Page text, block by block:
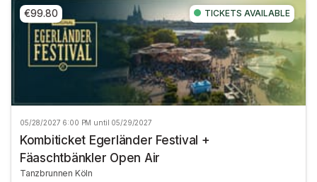
€99.80 TICKETS AVAILABLE
05/28/2027 6:00 PM until 05/29/2027
Kombiticket Egerländer Festival +
Fäaschtbänkler Open Air
Tanzbrunnen Köln